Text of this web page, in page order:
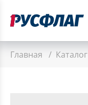
Главная / Каталог